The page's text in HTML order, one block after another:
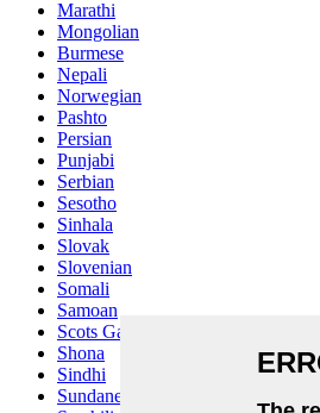
Marathi
Mongolian
Burmese
Nepali
Norwegian
Pashto
Persian
Punjabi
Serbian
Sesotho
Sinhala
Slovak
Slovenian
Somali
Samoan
Scots Gaelic
Shona
Sindhi
Sundanese